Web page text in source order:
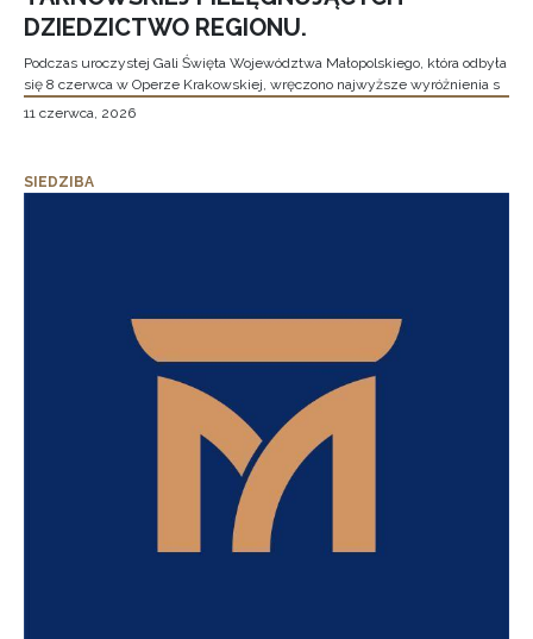
DZIEDZICTWO REGIONU.
Podczas uroczystej Gali Święta Województwa Małopolskiego, która odbyła
się 8 czerwca w Operze Krakowskiej, wręczono najwyższe wyróżnienia s
11 czerwca, 2026
SIEDZIBA